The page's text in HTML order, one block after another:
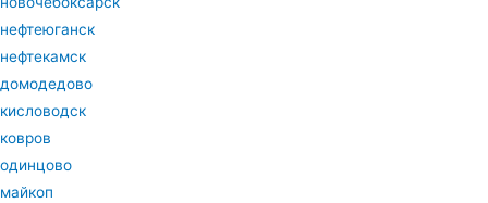
нефтеюганск
нефтекамск
домодедово
кисловодск
ковров
одинцово
майкоп